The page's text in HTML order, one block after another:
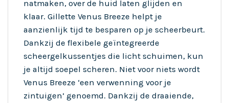
natmaken, over de huid laten glijden en
klaar. Gillette Venus Breeze helpt je
aanzienlijk tijd te besparen op je scheerbeurt.
Dankzij de flexibele geïntegreerde
scheergelkussentjes die licht schuimen, kun
je altijd soepel scheren. Niet voor niets wordt
Venus Breeze ‘een verwenning voor je
zintuigen’ genoemd. Dankzij de draaiende,